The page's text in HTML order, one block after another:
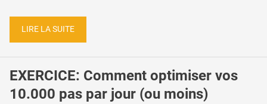
LIRE LA SUITE
EXERCICE: Comment optimiser vos
10.000 pas par jour (ou moins)